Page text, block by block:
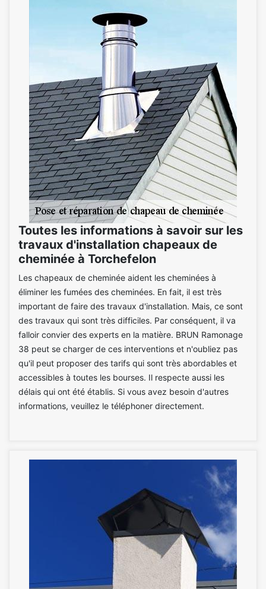
Toutes les informations à savoir sur les
travaux d'installation chapeaux de
cheminée à Torchefelon
Les chapeaux de cheminée aident les cheminées à
éliminer les fumées des cheminées. En fait, il est très
important de faire des travaux d'installation. Mais, ce sont
des travaux qui sont très difficiles. Par conséquent, il va
falloir convier des experts en la matière. BRUN Ramonage
38 peut se charger de ces interventions et n'oubliez pas
qu'il peut proposer des tarifs qui sont très abordables et
accessibles à toutes les bourses. Il respecte aussi les
délais qui ont été établis. Si vous avez besoin d'autres
informations, veuillez le téléphoner directement.